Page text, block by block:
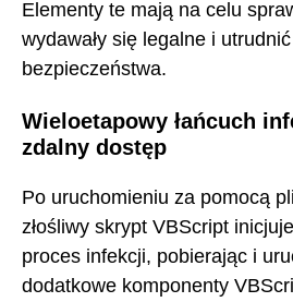
Elementy te mają na celu
wydawały się legalne i
bezpieczeństwa.
Wieloetapowy łańcuch
zdalny dostęp
Po uruchomieniu za pomocą
złośliwy skrypt VBScript
proces infekcji, pobierając i
dodatkowe komponenty